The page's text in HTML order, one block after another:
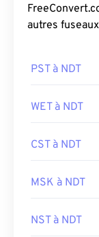
autres
PST à NDT
WET à NDT
CST à NDT
MSK à NDT
NST à NDT